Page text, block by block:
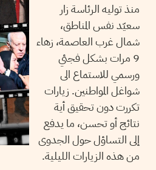
منذ توليه الرئاسة زار
سعيّد نفس المناطق،
شمال غرب العاصمة، زهاء
9 مرات بشكل فجئي
ورسمي للاستماع الى
شواغل المواطنين. زيارات
تكررت دون تحقيق أية
نتائج أو تحسن، ما يدفع
إلى التساؤل حول الجدوى
من هذه الزيارات الليلية.